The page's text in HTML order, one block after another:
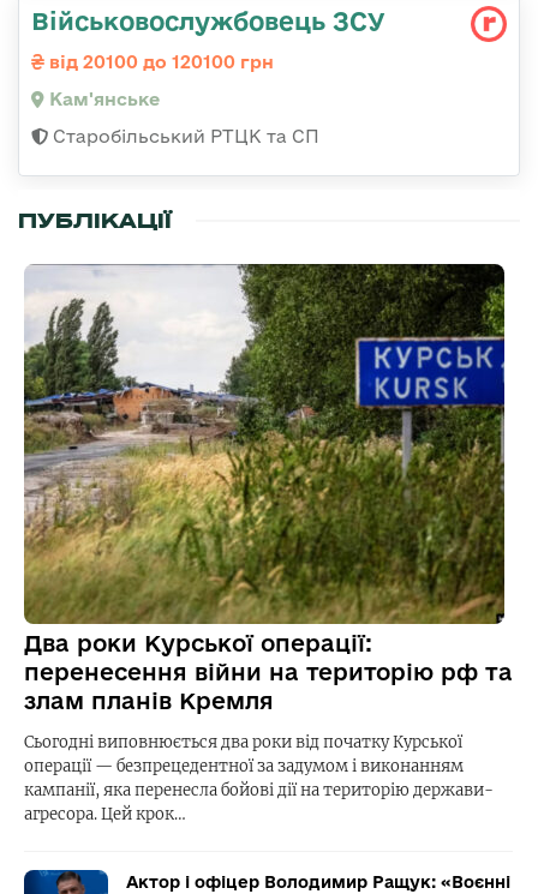
Військовослужбовець ЗСУ
від 20100 до 120100 грн
Кам'янське
Старобільський РТЦК та СП
ПУБЛІКАЦІЇ
Два роки Курської операції:
перенесення війни на територію рф та
злам планів Кремля
Сьогодні виповнюється два роки від початку Курської
операції — безпрецедентної за задумом і виконанням
кампанії, яка перенесла бойові дії на територію держави-
агресора. Цей крок…
Актор і офіцер Володимир Ращук: «Воєнні